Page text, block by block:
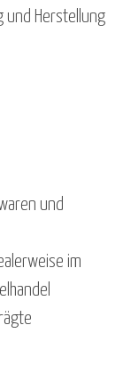
und Herstellung
und
im